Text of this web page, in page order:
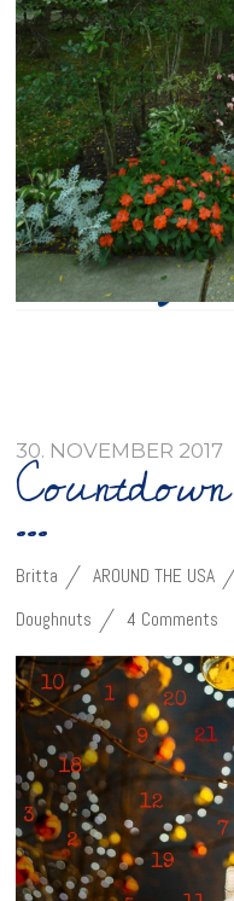
30. NOVEMBER 2017
…
Britta AROUND THE USA
Doughnuts
4 Comments